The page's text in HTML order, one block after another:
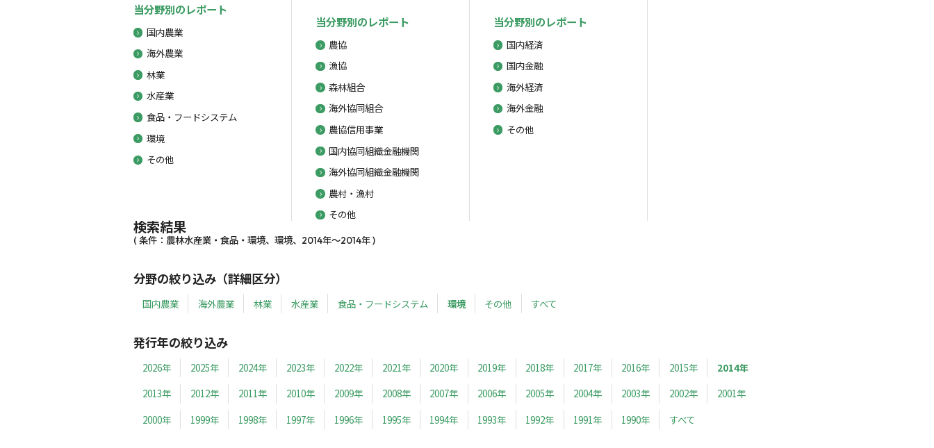
当分野別のレポート
国内農業
海外農業
林業
水産業
食品・フードシステム
環境
その他
当分野別のレポート
農協
漁協
森林組合
海外協同組合
農協信用事業
国内協同組織金融機関
海外協同組織金融機関
農村・漁村
その他
当分野別のレポート
国内経済
国内金融
海外経済
海外金融
その他
検索結果
( 条件：農林水産業・食品・環境、環境、2014年～2014年 )
分野の絞り込み（詳細区分）
国内農業 海外農業 林業 水産業 食品・フードシステム 環境 その他 すべて
発行年の絞り込み
2026年 2025年 2024年 2023年 2022年 2021年 2020年 2019年 2018年 2017年 2016年 2015年
2014年
2013年
2012年 2011年 2010年 2009年 2008年 2007年 2006年 2005年 2004年 2003年 2002年
2001年
2000年
1999年 1998年 1997年 1996年 1995年 1994年 1993年 1992年 1991年 1990年 すべて